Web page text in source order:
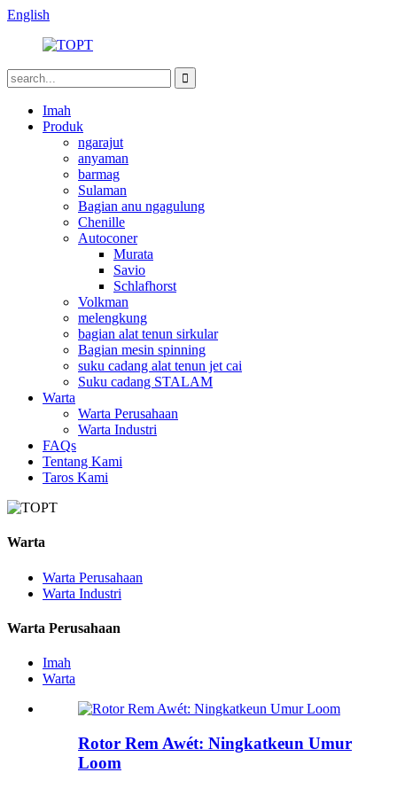
English
Imah
Produk
ngarajut
anyaman
barmag
Sulaman
Bagian anu ngagulung
Chenille
Autoconer
Murata
Savio
Schlafhorst
Volkman
melengkung
bagian alat tenun sirkular
Bagian mesin spinning
suku cadang alat tenun jet cai
Suku cadang STALAM
Warta
Warta Perusahaan
Warta Industri
FAQs
Tentang Kami
Taros Kami
Warta
Warta Perusahaan
Warta Industri
Warta Perusahaan
Imah
Warta
Rotor Rem Awét: Ningkatkeun Umur
Loom